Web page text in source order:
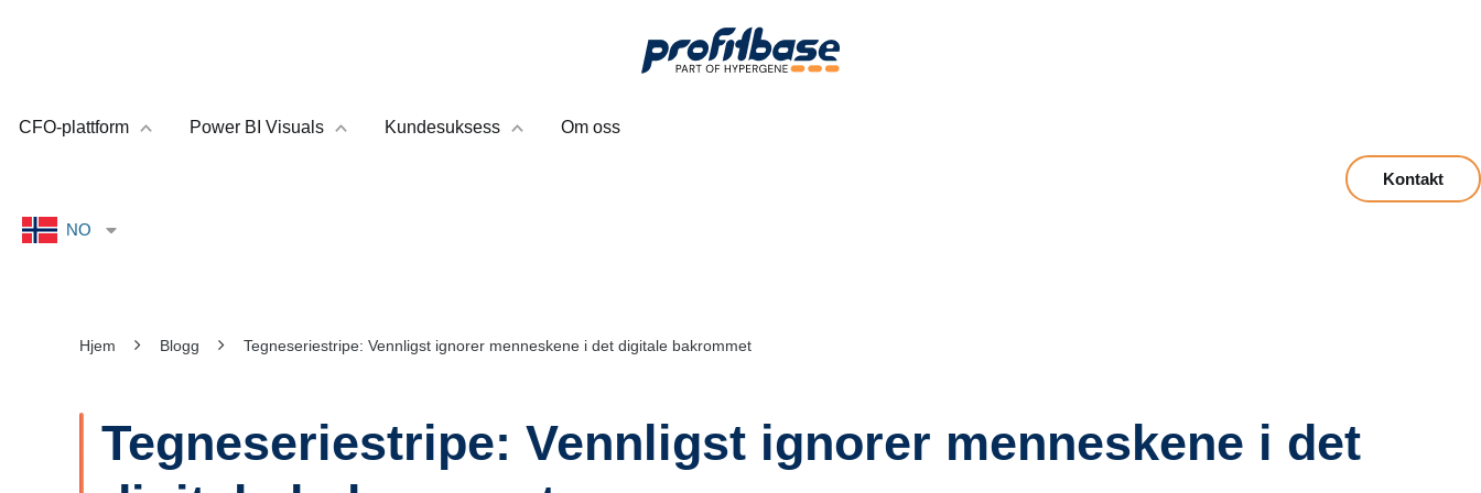
CFO-plattform Power BI Visuals Kundesuksess Om oss
Kontakt
Hjem Blogg Tegneseriestripe: Vennligst ignorer menneskene i det digitale bakrommet
Tegneseriestripe: Vennligst ignorer menneskene i det